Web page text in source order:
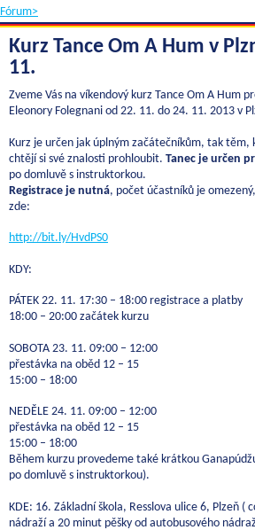
Fórum>
Kurz Tance Om A Hum v
11.
Zveme Vás na víkendový kurz Tance Om A Hum
Eleonory Folegnani od 22. 11. do 24. 11. 2013 v
Kurz je určen jak úplným začátečníkům, tak
chtějí si své znalosti prohloubit. Tanec je určen
po domluvě s instruktorkou.
Registrace je nutná, počet účastníků je
zde:
http://bit.ly/HvdPS0
KDY:
PÁTEK 22. 11. 17:30 – 18:00 registrace a platby
18:00 – 20:00 začátek kurzu
SOBOTA 23. 11. 09:00 – 12:00
přestávka na oběd 12 – 15
15:00 – 18:00
NEDĚLE 24. 11. 09:00 – 12:00
přestávka na oběd 12 – 15
15:00 – 18:00
Během kurzu provedeme také krátkou
po domluvě s instruktorkou).
KDE: 16. Základní škola, Resslova ulice 6, Plzeň (
nádraží a 20 minut pěšky od autobusového